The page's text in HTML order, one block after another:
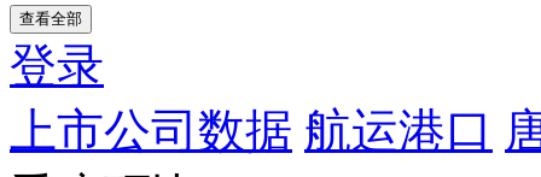
查看全部
登录
上市公司数据 航运港口